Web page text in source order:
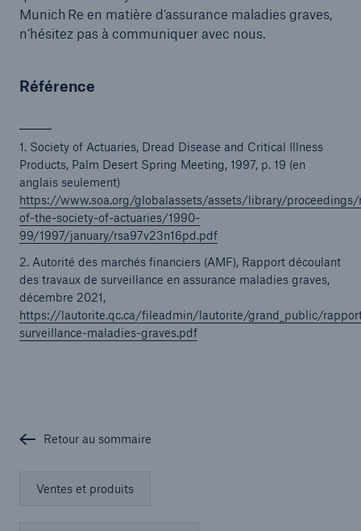
Munich Re en matière d’assurance maladies graves,
n’hésitez pas à communiquer avec nous.
Référence
1. Society of Actuaries, Dread Disease and Critical Illness
Products, Palm Desert Spring Meeting, 1997, p. 19 (en
anglais seulement)
https://www.soa.org/globalassets/assets/library/proceedings/
of-the-society-of-actuaries/1990-
99/1997/january/rsa97v23n16pd.pdf
2. Autorité des marchés financiers (AMF), Rapport découlant
des travaux de surveillance en assurance maladies graves,
décembre 2021,
https://lautorite.qc.ca/fileadmin/lautorite/grand_public/
surveillance-maladies-graves.pdf
Retour au sommaire
Ventes et produits